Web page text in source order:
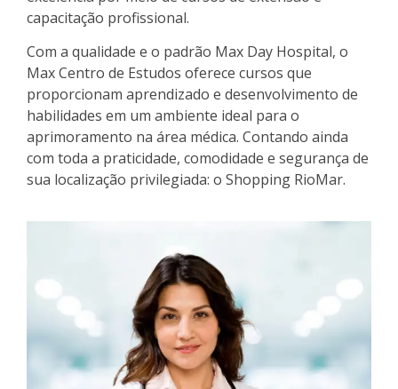
capacitação profissional.
Com a qualidade e o padrão Max Day Hospital, o
Max Centro de Estudos oferece cursos que
proporcionam aprendizado e desenvolvimento de
habilidades em um ambiente ideal para o
aprimoramento na área médica. Contando ainda
com toda a praticidade, comodidade e segurança de
sua localização privilegiada: o Shopping RioMar.